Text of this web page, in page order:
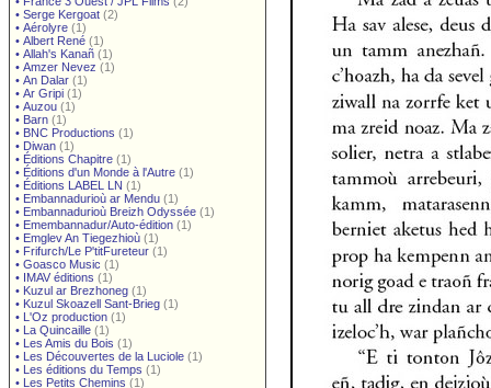
• Serge Kergoat (2)
• Aérolyre (1)
• Albert René (1)
• Allah's Kanañ (1)
• Amzer Nevez (1)
• An Dalar (1)
• Ar Gripi (1)
• Auzou (1)
• Barn (1)
• BNC Productions (1)
• Diwan (1)
• Éditions Chapitre (1)
• Éditions d'un Monde à l'Autre (1)
• Éditions LABEL LN (1)
• Embannadurioù ar Mendu (1)
• Embannadurioù Breizh Odyssée (1)
• Emembannadur/Auto-édition (1)
• Emglev An Tiegezhioù (1)
• Frifurch/Le P'titFureteur (1)
• Goasco Music (1)
• IMAV éditions (1)
• Kuzul ar Brezhoneg (1)
• Kuzul Skoazell Sant-Brieg (1)
• L'Oz production (1)
• La Quincaille (1)
• Les Amis du Bois (1)
• Les Découvertes de la Luciole (1)
• Les éditions du Temps (1)
• Les Petits Chemins (1)